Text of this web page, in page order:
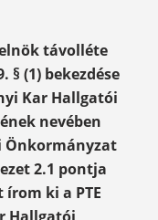
távolléte
§ (1) bekezdése
Kar Hallgatói
nevében
Önkormányzat
2.1 pontja
ki a PTE